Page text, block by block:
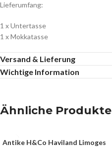
Lieferumfang:
1 x Untertasse
1 x Mokkatasse
Versand & Lieferung
Wichtige Information
Ähnliche Produkte
Antike H&Co Haviland Limoges